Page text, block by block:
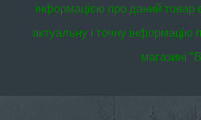
інформацією про даний товар
актуальну і точну
магазині